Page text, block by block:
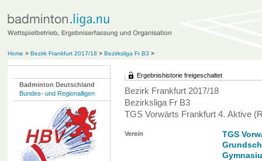
Home > Bezirk Frankfurt 2017/18 > Bezirksliga Fr B3 >
Badminton Deutschland
Bundes- und Regionalligen
Ergebnishistorie freigeschaltet
Bezirk Frankfurt 2017/18
Bezirksliga Fr B3
TGS Vorwärts Frankfurt 4. Aktive
Verein
TGS